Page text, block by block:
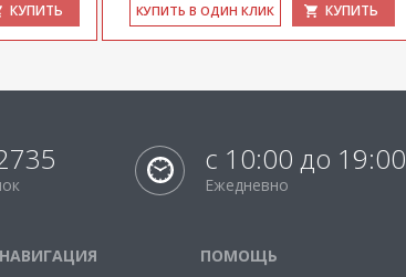
КУПИТЬ КУ­ПИТЬ В ОДИН КЛИК КУПИТЬ
с 10:00 до 19:00
Ежедневно
НАВИГАЦИЯ ПОМОЩЬ